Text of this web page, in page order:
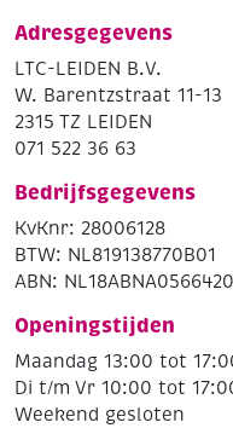
Adresgegevens
LTC-LEIDEN B.V.
W. Barentzstraat 11-13
2315 TZ LEIDEN
071 522 36 63
Bedrijfsgegevens
KvKnr: 28006128
BTW: NL819138770B01
ABN:
Openingstijden
Maandag 13:00 tot
Di t/m Vr 10:00 tot
Weekend gesloten